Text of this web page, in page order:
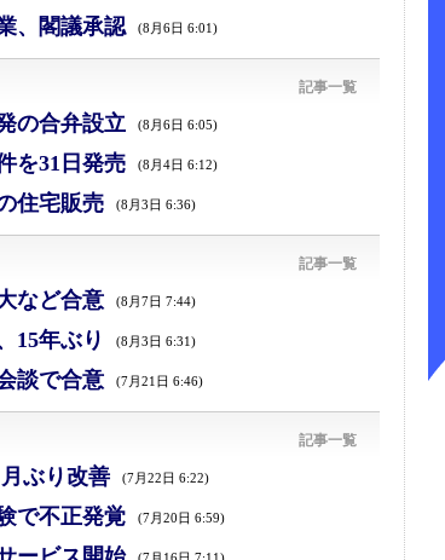
、閣議承認 (8月6日 6:01)
記事一覧
の合弁設立 (8月6日 6:05)
を31日発売 (8月4日 6:12)
住宅販売 (8月3日 6:36)
記事一覧
など合意 (8月7日 7:44)
15年ぶり (8月3日 6:31)
談で合意 (7月21日 6:46)
記事一覧
ぶり改善 (7月22日 6:22)
で不正発覚 (7月20日 6:59)